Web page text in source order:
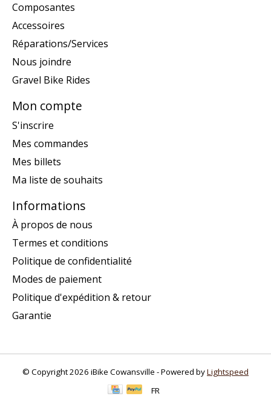
Composantes
Accessoires
Réparations/Services
Nous joindre
Gravel Bike Rides
Mon compte
S'inscrire
Mes commandes
Mes billets
Ma liste de souhaits
Informations
À propos de nous
Termes et conditions
Politique de confidentialité
Modes de paiement
Politique d'expédition & retour
Garantie
© Copyright 2026 iBike Cowansville - Powered byLightspeed
FR